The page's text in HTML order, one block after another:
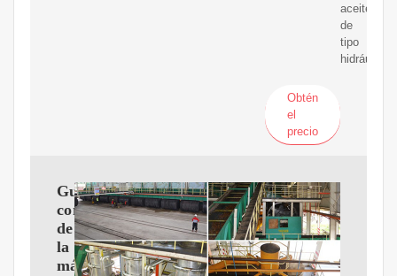
aceite
de
tipo
hidráulico.
Obtén
el
precio
Guía
completa
de
la
máquina